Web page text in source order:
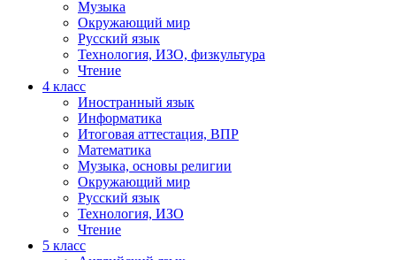
Музыка
Окружающий мир
Русский язык
Технология, ИЗО, физкультура
Чтение
4 класс
Иностранный язык
Информатика
Итоговая аттестация, ВПР
Математика
Музыка, основы религии
Окружающий мир
Русский язык
Технология, ИЗО
Чтение
5 класс